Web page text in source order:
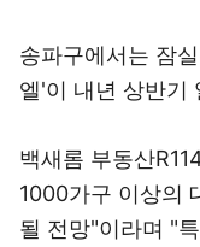
송파구에서는 잠
엘'이 내년 상반기
백새롬 부동산
1000가구 이상의
될 전망"이라며 "